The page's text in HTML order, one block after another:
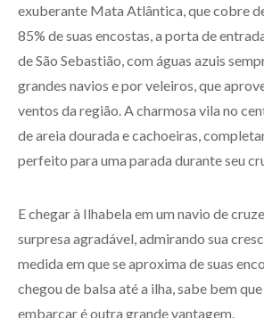
exuberante Mata Atlântica, que cobre
85% de suas encostas, a porta de
de São Sebastião, com águas azuis
grandes navios e por veleiros, que
ventos da região. A charmosa vila no
de areia dourada e cachoeiras,
perfeito para uma parada durante seu
E chegar à Ilhabela em um navio de
surpresa agradável, admirando sua
medida em que se aproxima de suas
chegou de balsa até a ilha, sabe bem
embarcar é outra grande vantagem.